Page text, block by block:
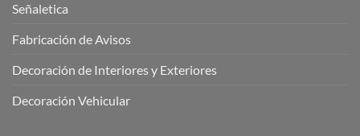
Señaletica
Fabricación de Avisos
Decoración de Interiores y Exteriores
Decoración Vehicular